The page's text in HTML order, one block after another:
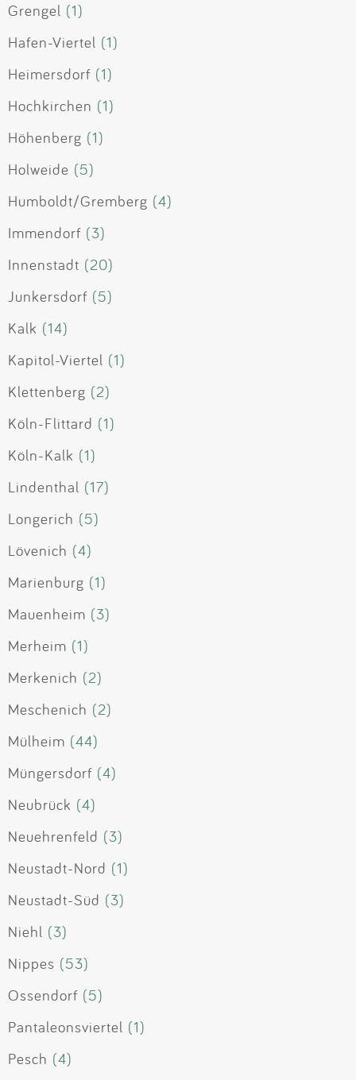
Grengel (1)
Hafen-Viertel (1)
Heimersdorf (1)
Hochkirchen (1)
Höhenberg (1)
Holweide (5)
Humboldt/Gremberg (4)
Immendorf (3)
Innenstadt (20)
Junkersdorf (5)
Kalk (14)
Kapitol-Viertel (1)
Klettenberg (2)
Köln-Flittard (1)
Köln-Kalk (1)
Lindenthal (17)
Longerich (5)
Lövenich (4)
Marienburg (1)
Mauenheim (3)
Merheim (1)
Merkenich (2)
Meschenich (2)
Mülheim (44)
Müngersdorf (4)
Neubrück (4)
Neuehrenfeld (3)
Neustadt-Nord (1)
Neustadt-Süd (3)
Niehl (3)
Nippes (53)
Ossendorf (5)
Pantaleonsviertel (1)
Pesch (4)